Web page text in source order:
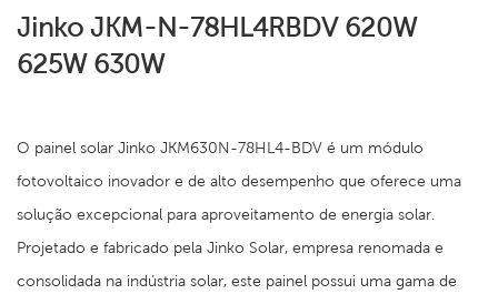
Jinko JKM-N-78HL4RBDV 620W
625W 630W
O painel solar Jinko JKM630N-78HL4-BDV é um módulo
fotovoltaico inovador e de alto desempenho que oferece uma
solução excepcional para aproveitamento de energia solar.
Projetado e fabricado pela Jinko Solar, empresa renomada e
consolidada na indústria solar, este painel possui uma gama de